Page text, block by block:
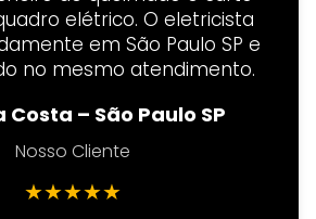
elétrico. O eletricista
em São Paulo SP e
no mesmo atendimento.
– São Paulo SP
Nosso Cliente
★★★★★